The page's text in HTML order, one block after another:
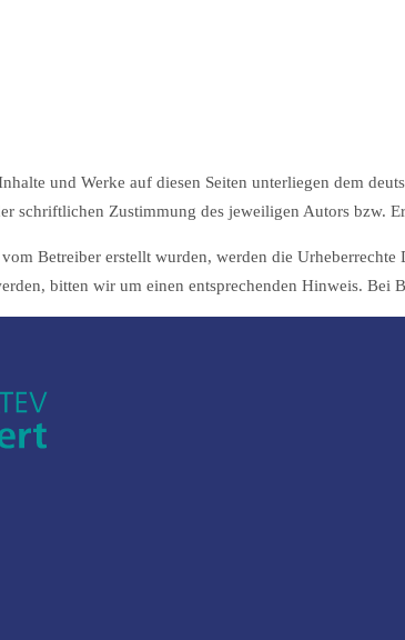
und Werke auf diesen Seiten unterliegen dem
schriftlichen Zustimmung des jeweiligen Autors
Betreiber erstellt wurden, werden die
bitten wir um einen entsprechenden Hinweis.